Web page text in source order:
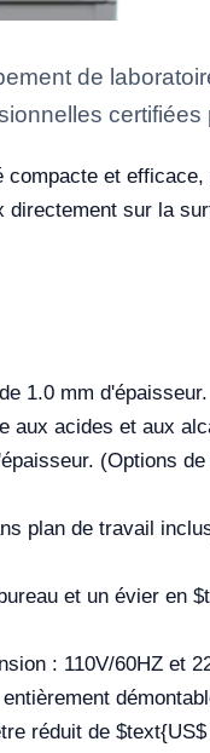
de
compacte et
sur la
1.0 mm
aux acides et aux
(Options
plan de travail
et un évier en
: 110V/60HZ et
réduit de